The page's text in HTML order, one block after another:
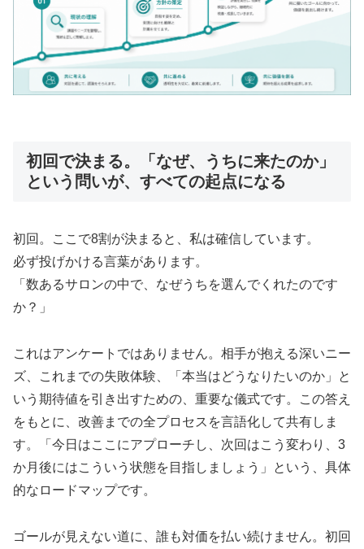
初回で決まる。「なぜ、うちに来たのか」
という問いが、すべての起点になる
初回。ここで8割が決まると、私は確信しています。
必ず投げかける言葉があります。
「数あるサロンの中で、なぜうちを選んでくれたのです
か？」
これはアンケートではありません。相手が抱える深いニー
ズ、これまでの失敗体験、「本当はどうなりたいのか」と
いう期待値を引き出すための、重要な儀式です。この答え
をもとに、改善までの全プロセスを言語化して共有しま
す。「今日はここにアプローチし、次回はこう変わり、3
か月後にはこういう状態を目指しましょう」という、具体
的なロードマップです。
ゴールが見えない道に、誰も対価を払い続けません。初回